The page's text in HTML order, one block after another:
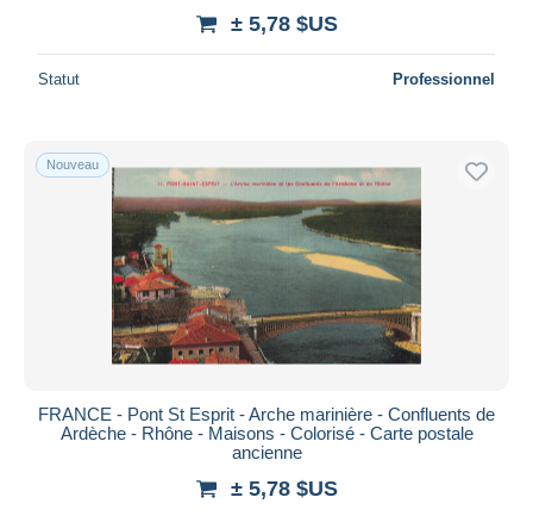
± 5,78 $US
Statut Professionnel
Nouveau
FRANCE - Pont St Esprit - Arche marinière - Confluents de
Ardèche - Rhône - Maisons - Colorisé - Carte postale
ancienne
± 5,78 $US